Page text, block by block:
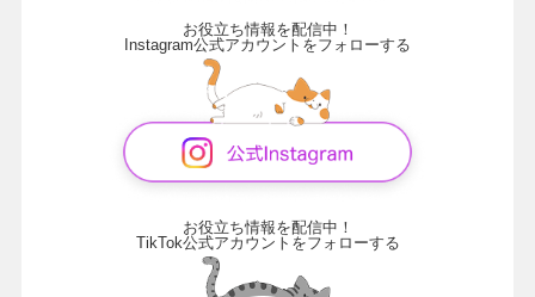
お役立ち情報を配信中！
Instagram公式アカウントをフォローする
お役立ち情報を配信中！
TikTok公式アカウントをフォローする